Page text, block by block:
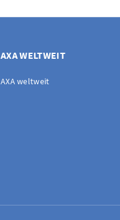
AXA WELTWEIT
AXA weltweit